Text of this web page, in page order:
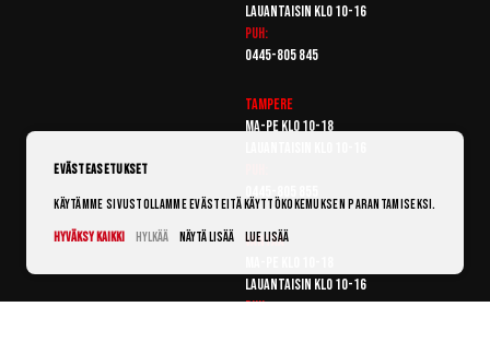
Lauantaisin klo 10-16
Puh:
0445-805 845
Tampere
Ma-pe klo 10-18
Vantaa
Lauantaisin klo 10-16
Puh:
Evästeasetukset
Käytämme sivustollamme evästeitä käyttökokemuksen parantamiseksi.
Hyväksy kaikki
Hylkää Näytä lisää Lue lisää